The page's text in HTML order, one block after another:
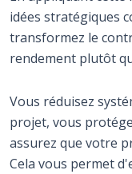
idées stratégiques
transformez le
rendement plutôt
Vous réduisez
projet, vous
assurez que votre
Cela vous permet